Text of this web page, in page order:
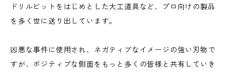
ドリルビットをはじめとした大工道具など、プロ向けの製品
を多く世に送り出しています。
凶悪な事件に使用され、ネガティブなイメージの強い刃物で
すが、ポジティブな側面をもっと多くの皆様と共有していき